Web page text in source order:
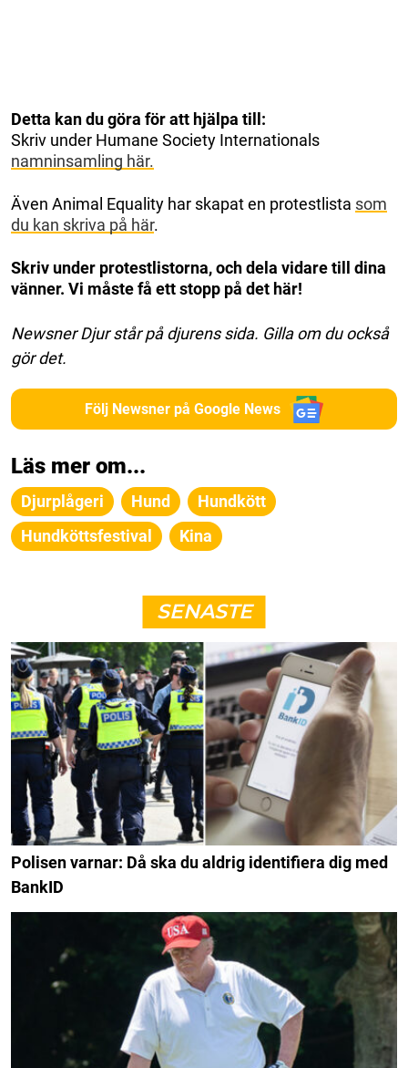
Detta kan du göra för att hjälpa till:
Skriv under Humane Society Internationals
namninsamling här.
Även Animal Equality har skapat en protestlista som
du kan skriva på här.
Skriv under protestlistorna, och dela vidare till dina
vänner. Vi måste få ett stopp på det här!
Newsner Djur står på djurens sida. Gilla om du också
gör det.
Följ Newsner på Google News
Läs mer om...
Djurplågeri Hund
Hundkött
Hundköttsfestival
Kina
SENASTE
Polisen varnar: Då ska du aldrig identifiera dig med
BankID